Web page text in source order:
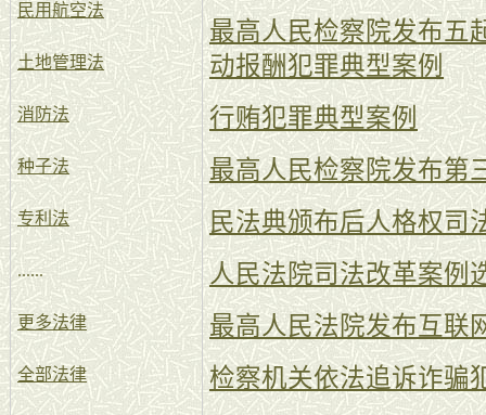
民用航空法
土地管理法
消防法
种子法
专利法
......
更多法律
全部法律
最高人民检察院发布五
动报酬犯罪典型案例
行贿犯罪典型案例
最高人民检察院发布第
民法典颁布后人格权司
人民法院司法改革案例
最高人民法院发布互联
检察机关依法追诉诈骗